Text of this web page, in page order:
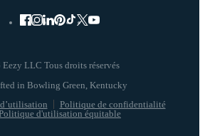
LLC Tous droits réservés
Politique de confidentialité
d'utilisation équitable